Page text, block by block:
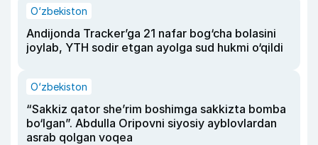
O‘zbekiston
Andijonda Tracker’ga 21 nafar bog‘cha bolasini
joylab, YTH sodir etgan ayolga sud hukmi o‘qildi
O‘zbekiston
“Sakkiz qator she’rim boshimga sakkizta bomba
bo‘lgan”. Abdulla Oripovni siyosiy ayblovlardan
asrab qolgan voqea